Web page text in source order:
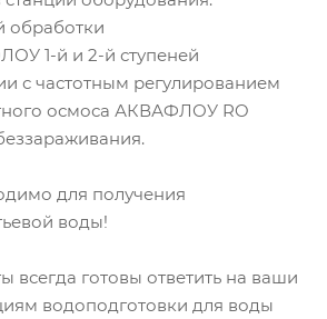
обработки
1-й и 2-й ступеней
с частотным регулированием
осмоса АКВАФЛОУ RO
для получения
воды!
всегда готовы ответить на ваши
водоподготовки для воды